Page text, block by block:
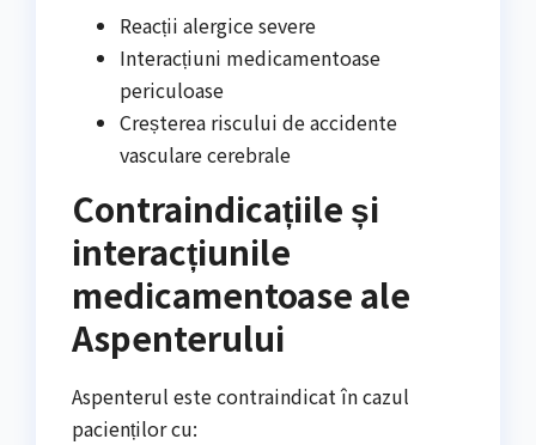
Reacții alergice severe
Interacțiuni medicamentoase
periculoase
Creșterea riscului de accidente
vasculare cerebrale
Contraindicațiile și
interacțiunile
medicamentoase ale
Aspenterului
Aspenterul este contraindicat în cazul
pacienților cu: